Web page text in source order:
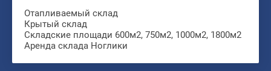
Отапливаемый склад
Крытый склад
Складские площади 600м2, 750м2, 1000м2, 1800м2
Аренда склада Ноглики